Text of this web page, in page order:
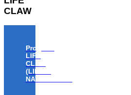
CLAW
Progetto
LIFE
CLAW
(LIFE18
NAT/IT/000806)